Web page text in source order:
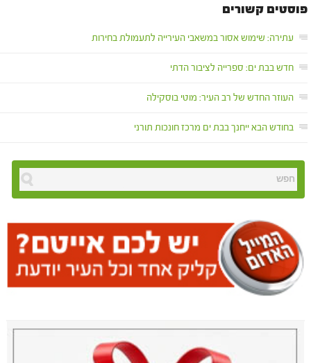
פוסטים קשורים
עתירה: שימוש אסור במשאבי העירייה לתעמולת בחירות
חדש בבת ים: ספרייה לציבור הדתי
העוזר החדש של רב העיר: מוטי בוסקילה
בחודש הבא ייחנך בבת ים מרכז חונכות תורני